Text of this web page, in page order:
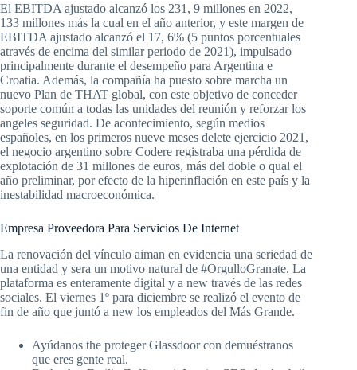
El EBITDA ajustado alcanzó los 231, 9 millones en 2022,
133 millones más la cual en el año anterior, y este margen de
EBITDA ajustado alcanzó el 17, 6% (5 puntos porcentuales
através de encima del similar periodo de 2021), impulsado
principalmente durante el desempeño para Argentina e
Croatia. Además, la compañía ha puesto sobre marcha un
nuevo Plan de THAT global, con este objetivo de conceder
soporte común a todas las unidades del reunión y reforzar los
angeles seguridad. De acontecimiento, según medios
españoles, en los primeros nueve meses delete ejercicio 2021,
el negocio argentino sobre Codere registraba una pérdida de
explotación de 31 millones de euros, más del doble o qual el
año preliminar, por efecto de la hiperinflación en este país y la
inestabilidad macroeconómica.
Empresa Proveedora Para Servicios De Internet
La renovación del vínculo aiman en evidencia una seriedad de
una entidad y sera un motivo natural de #OrgulloGranate. La
plataforma es enteramente digital y a new través de las redes
sociales. El viernes 1º para diciembre se realizó el evento de
fin de año que juntó a new los empleados del Más Grande.
Ayúdanos the proteger Glassdoor con demuéstranos
que eres gente real.